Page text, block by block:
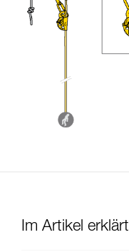
Im Artikel erklärt